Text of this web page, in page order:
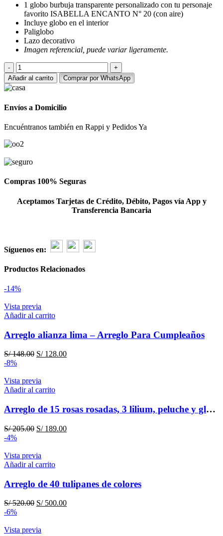
original
era:
S/ 32.00.
actual
es:
S/ 28.00.
1 globo burbuja transparente personalizado con tu personaje
favorito ISABELLA ENCANTO N° 20 (con aire)
Incluye globo en el interior
Paliglobo
Lazo decorativo
Imagen referencial, puede variar ligeramente.
Globo
burbuja
personajes
-
Isabella
Añadir al carrito Comprar por WhatsApp
Envíos a Domicilio
Encuéntranos también en Rappi y Pedidos Ya
Compras 100% Seguras
Aceptamos Tarjetas de Crédito, Débito, Pagos vía App y
Transferencia Bancaria
Síguenos en:
Productos Relacionados
-14%
Vista previa
Añadir al carrito
Arreglo alianza lima – Arreglo Para Cumpleaños
S/148.00 El
era:
S/ 148.00.
S/128.00El
-8%
Vista previa
Añadir al carrito
Arreglo de 15 rosas rosadas, 3 lilium, peluche y globo – Cumpleaños
S/205.00 El
era:
S/ 205.00.
S/189.00El
-4%
Vista previa
Añadir al carrito
Arreglo de 40 tulipanes de colores
S/520.00 El
era:
S/500.00El
-6%
Vista previa